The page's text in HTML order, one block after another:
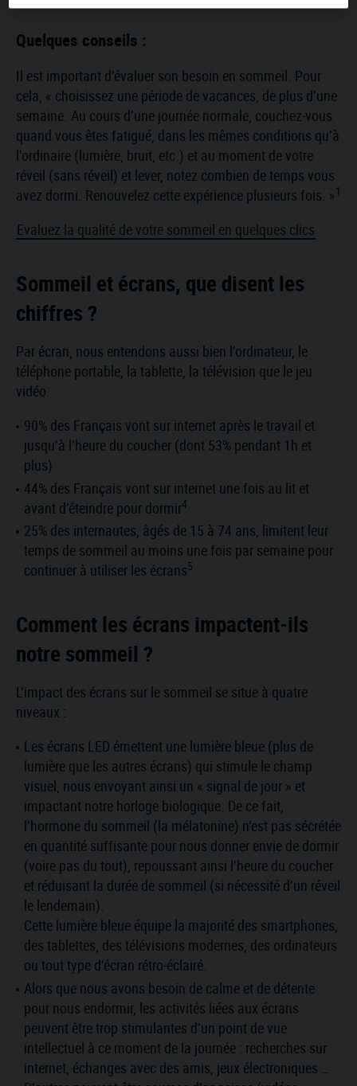
Quelques conseils :
Il est important d’évaluer son besoin en sommeil. Pour
cela, « choisissez une période de vacances, de plus d’une
semaine. Au cours d’une journée normale, couchez-vous
quand vous êtes fatigué, dans les mêmes conditions qu’à
l’ordinaire (lumière, bruit, etc.) et au moment de votre
réveil (sans réveil) et lever, notez combien de temps vous
avez dormi. Renouvelez cette expérience plusieurs fois. »1
Evaluez la qualité de votre sommeil en quelques clics
Sommeil et écrans, que disent les
chiffres ?
Par écran, nous entendons aussi bien l’ordinateur, le
téléphone portable, la tablette, la télévision que le jeu
vidéo.
90% des Français vont sur internet après le travail et
jusqu’à l’heure du coucher (dont 53% pendant 1h et
plus)
44% des Français vont sur internet une fois au lit et
avant d’éteindre pour dormir4
25% des internautes, âgés de 15 à 74 ans, limitent leur
temps de sommeil au moins une fois par semaine pour
continuer à utiliser les écrans5
Comment les écrans impactent-ils
notre sommeil ?
L’impact des écrans sur le sommeil se situe à quatre
niveaux :
Les écrans LED émettent une lumière bleue (plus de
lumière que les autres écrans) qui stimule le champ
visuel, nous envoyant ainsi un « signal de jour » et
impactant notre horloge biologique. De ce fait,
l’hormone du sommeil (la mélatonine) n’est pas sécrétée
en quantité suffisante pour nous donner envie de dormir
(voire pas du tout), repoussant ainsi l’heure du coucher
et réduisant la durée de sommeil (si nécessité d’un réveil
le lendemain).
Cette lumière bleue équipe la majorité des smartphones,
des tablettes, des télévisions modernes, des ordinateurs
ou tout type d’écran rétro-éclairé.
Alors que nous avons besoin de calme et de détente
pour nous endormir, les activités liées aux écrans
peuvent être trop stimulantes d’un point de vue
intellectuel à ce moment de la journée : recherches sur
internet, échanges avec des amis, jeux électroniques …